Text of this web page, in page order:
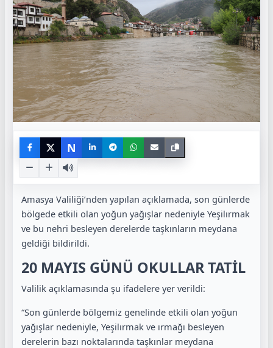
N
Amasya Valiliği’nden yapılan açıklamada, son günlerde
bölgede etkili olan yoğun yağışlar nedeniyle Yeşilırmak
ve bu nehri besleyen derelerde taşkınların meydana
geldiği bildirildi.
20 MAYIS GÜNÜ OKULLAR TATİL
Valilik açıklamasında şu ifadelere yer verildi:
“Son günlerde bölgemiz genelinde etkili olan yoğun
yağışlar nedeniyle, Yeşilırmak ve ırmağı besleyen
derelerin bazı noktalarında taşkınlar meydana